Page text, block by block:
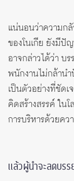
แน่นอนว่าความกลั
ของโนเกีย ยังมีปั
อาจกล่าวได้ว่า บ
พนักงานไม่กล้าน
เป็นตัวอย่างที่ชัด
คิดสร้างสรรค์ ใน
การบริหารด้วยค
แล้วผู้นำจะลดบรร